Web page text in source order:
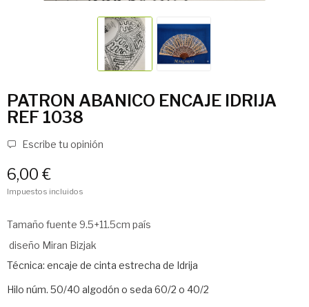
PATRON ABANICO ENCAJE IDRIJA
REF 1038
Escribe tu opinión
6,00 €
Impuestos incluidos
Tamaño fuente 9.5+11.5cm país
diseño Miran Bizjak
Técnica: encaje de cinta estrecha de Idrija
Hilo núm. 50/40 algodón o seda 60/2 o 40/2